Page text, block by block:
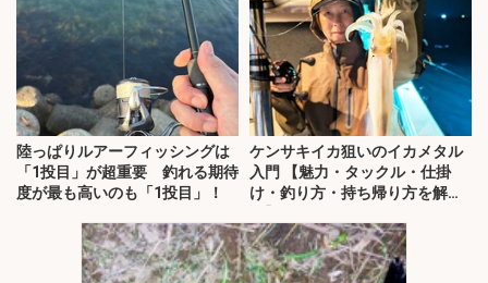
陸っぱりルアーフィッシングは
「1投目」が超重要 釣れる期待
度が最も高いのも「1投目」！
ケンサキイカ狙いのイカメタル
入門 【魅力・タックル・仕掛
け・釣り方・持ち帰り方を解